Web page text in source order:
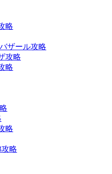
略
ザール攻略
攻略
略
略
略